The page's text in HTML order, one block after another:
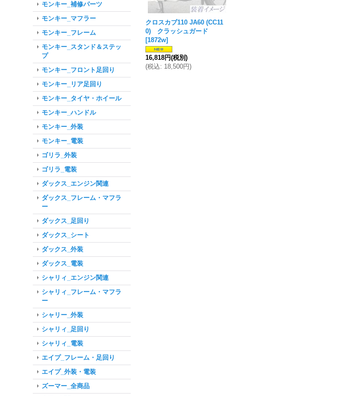
モンキー_補修パーツ
モンキー_マフラー
モンキー_フレーム
モンキー_スタンド＆ステッ
プ
モンキー_フロント足回り
モンキー_リア足回り
モンキー_タイヤ・ホイール
モンキー_ハンドル
モンキー_外装
モンキー_電装
ゴリラ_外装
ゴリラ_電装
ダックス_エンジン関連
ダックス_フレーム・マフラ
ー
ダックス_足回り
ダックス_シート
ダックス_外装
ダックス_電装
シャリィ_エンジン関連
シャリィ_フレーム・マフラ
ー
シャリー_外装
シャリィ_足回り
シャリィ_電装
エイプ_フレーム・足回り
エイプ_外装・電装
ズーマー_全商品
クロスカブ110 JA60 (CC11
0) クラッシュガード
[1872w]
16,818円(税別)
(税込: 18,500円)